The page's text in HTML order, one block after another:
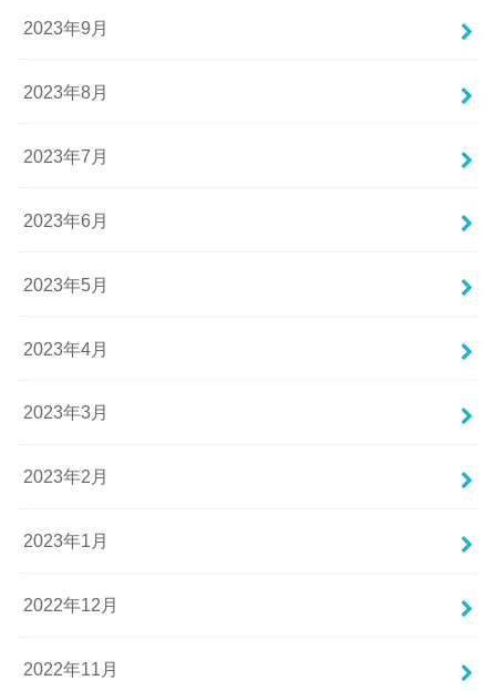
2023年9月
2023年8月
2023年7月
2023年6月
2023年5月
2023年4月
2023年3月
2023年2月
2023年1月
2022年12月
2022年11月